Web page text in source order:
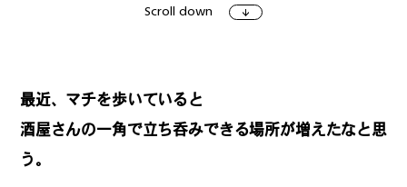
REGULARS
Scroll down
最近、マチを歩いていると
酒屋さんの一角で立ち呑みできる場所が増えたなと思
う。